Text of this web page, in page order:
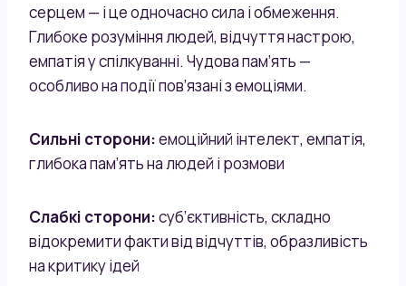
серцем — і це одночасно сила і обмеження.
Глибоке розуміння людей, відчуття настрою,
емпатія у спілкуванні. Чудова пам’ять —
особливо на події пов’язані з емоціями.
Сильні сторони:емоційний інтелект, емпатія,
глибока пам’ять на людей і розмови
Слабкі сторони:суб’єктивність, складно
відокремити факти від відчуттів, образливість
на критику ідей